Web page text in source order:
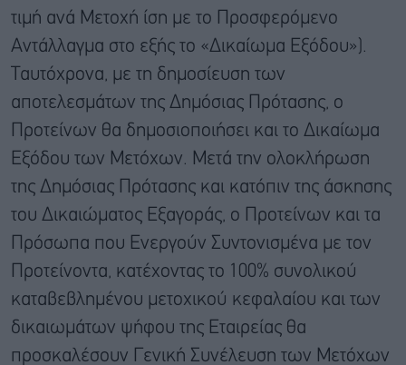
τιμή ανά Μετοχή ίση με το Προσφερόμενο
Αντάλλαγμα στο εξής το «Δικαίωμα Εξόδου»).
Ταυτόχρονα, με τη δημοσίευση των
αποτελεσμάτων της Δημόσιας Πρότασης, ο
Προτείνων θα δημοσιοποιήσει και το Δικαίωμα
Εξόδου των Μετόχων. Μετά την ολοκλήρωση
της Δημόσιας Πρότασης και κατόπιν της άσκησης
του Δικαιώματος Εξαγοράς, ο Προτείνων και τα
Πρόσωπα που Ενεργούν Συντονισμένα με τον
Προτείνοντα, κατέχοντας το 100% συνολικού
καταβεβλημένου μετοχικού κεφαλαίου και των
δικαιωμάτων ψήφου της Εταιρείας θα
προσκαλέσουν Γενική Συνέλευση των Μετόχων